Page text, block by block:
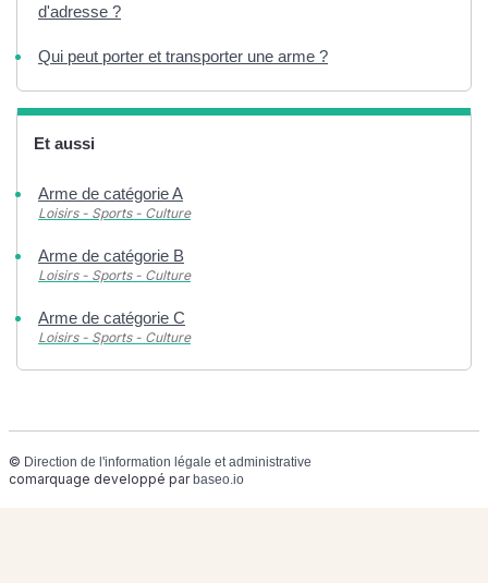
d'adresse ?
Qui peut porter et transporter une arme ?
Et aussi
Arme de catégorie A
Loisirs - Sports - Culture
Arme de catégorie B
Loisirs - Sports - Culture
Arme de catégorie C
Loisirs - Sports - Culture
© Direction de l'information légale et administrative
comarquage developpé par baseo.io